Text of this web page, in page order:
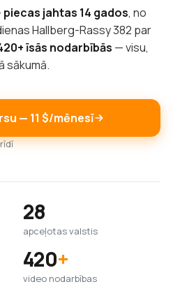
piecas jahtas 14 gados, no
Hallberg-Rassy 382 par
īsās nodarbībās — visu,
sākumā.
— 11 $/mēnesī
28
apceļotas valstis
420+
video nodarbības